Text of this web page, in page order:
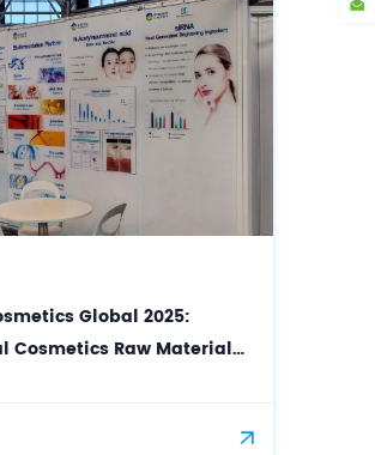
Global 2025:
Cosmetics Raw Materials